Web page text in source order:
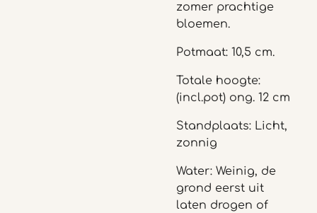
zomer prachtige
bloemen.
Potmaat: 10,5 cm.
Totale hoogte:
(incl.pot) ong. 12 cm
Standplaats: Licht,
zonnig
Water: Weinig, de
grond eerst uit
laten drogen of